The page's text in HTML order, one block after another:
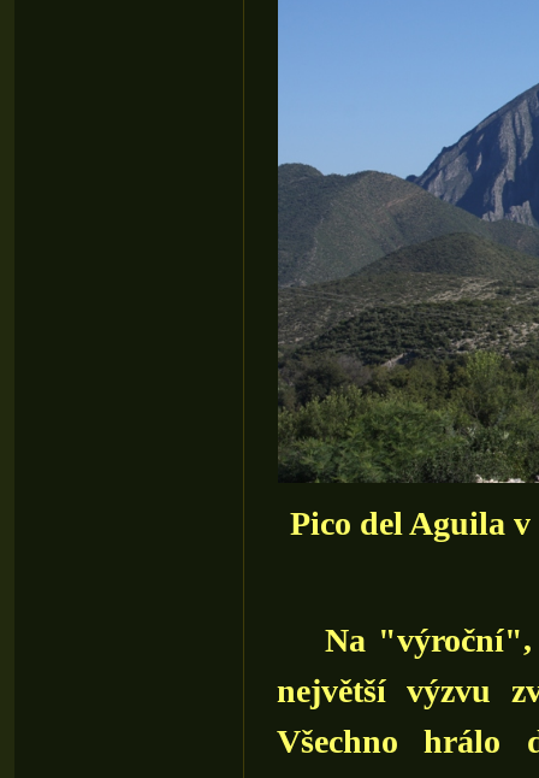
Pico del Aguila
Na "výroční",
největší výzvu
Všechno hrálo